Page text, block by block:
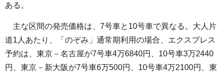
ある。
主な区間の発売価格は、7号車と10号車で異なる。大人片
道1人あたり、「のぞみ」通常期利用の場合、エクスプレス
予約は、東京－名古屋が7号車4万6840円、10号車3万2440
円、東京－新大阪が7号車6万500円、10号車4万2100円、東